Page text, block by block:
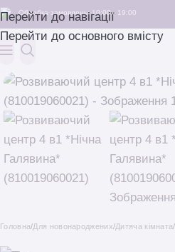
Перейти до навігації
Перейти до основного вмісту
Обробка замовлень: 10:00 - 19:00
Головна/Для новонароджених/Дитяча кімната/